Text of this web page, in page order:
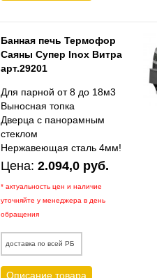
Банная печь Термофор
Саяны Супер Inox Витра
арт.29201
Для парной от 8 до 18м3
Выносная топка
Дверца с панорамным
стеклом
Нержавеющая сталь 4мм!
Цена:2.094,0 руб.
* актуальность цен и наличие
уточняйте у менеджера в день
обращения
доставка по всей РБ
Описание товара